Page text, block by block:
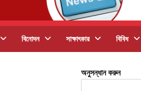
বিনোদন সাক্ষাৎকার বিবিধ
অনুসন্ধান করুন